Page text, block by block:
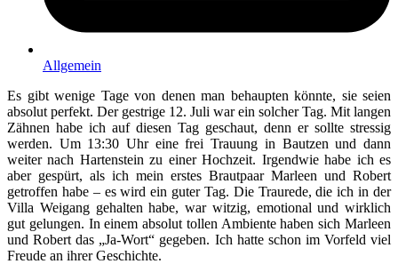
Allgemein
Es gibt wenige Tage von denen man behaupten könnte, sie seien
absolut perfekt. Der gestrige 12. Juli war ein solcher Tag. Mit langen
Zähnen habe ich auf diesen Tag geschaut, denn er sollte stressig
werden. Um 13:30 Uhr eine frei Trauung in Bautzen und dann
weiter nach Hartenstein zu einer Hochzeit. Irgendwie habe ich es
aber gespürt, als ich mein erstes Brautpaar Marleen und Robert
getroffen habe – es wird ein guter Tag. Die Traurede, die ich in der
Villa Weigang gehalten habe, war witzig, emotional und wirklich
gut gelungen. In einem absolut tollen Ambiente haben sich Marleen
und Robert das „Ja-Wort“ gegeben. Ich hatte schon im Vorfeld viel
Freude an ihrer Geschichte.